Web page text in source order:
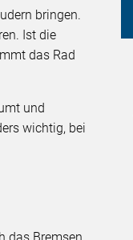
bringen.
Ist die
das Rad
und
wichtig, bei